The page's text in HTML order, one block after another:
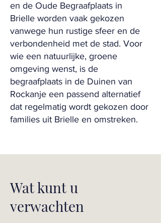
en de Oude Begraafplaats in
Brielle worden vaak gekozen
vanwege hun rustige sfeer en de
verbondenheid met de stad. Voor
wie een natuurlijke, groene
omgeving wenst, is de
begraafplaats in de Duinen van
Rockanje een passend alternatief
dat regelmatig wordt gekozen door
families uit Brielle en omstreken.
Wat kunt u
verwachten